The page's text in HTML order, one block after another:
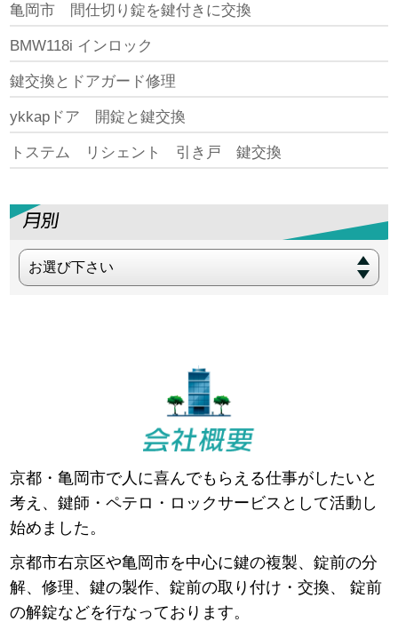
亀岡市 間仕切り錠を鍵付きに交換
BMW118i インロック
鍵交換とドアガード修理
ykkapドア 開錠と鍵交換
トステム リシェント 引き戸 鍵交換
お選び下さい
京都・亀岡市で人に喜んでもらえる仕事がしたいと
考え、鍵師・ペテロ・ロックサービスとして活動し
始めました。
京都市右京区や亀岡市を中心に鍵の複製、錠前の分
解、修理、鍵の製作、錠前の取り付け・交換、 錠前
の解錠などを行なっております。